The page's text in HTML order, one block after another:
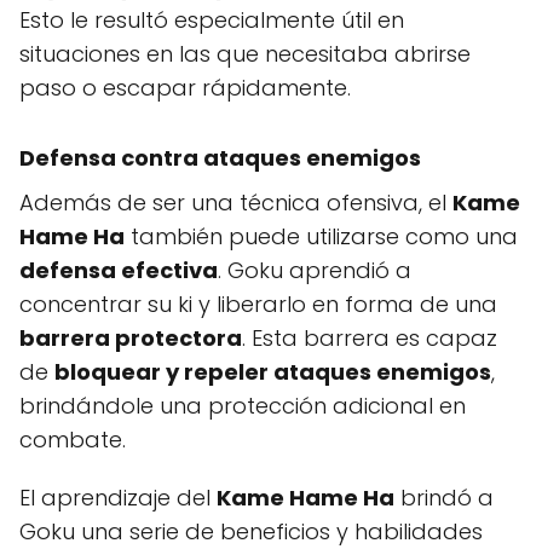
Esto le resultó especialmente útil en
situaciones en las que necesitaba abrirse
paso o escapar rápidamente.
Defensa contra ataques enemigos
Además de ser una técnica ofensiva, el Kame
Hame Ha también puede utilizarse como una
defensa efectiva. Goku aprendió a
concentrar su ki y liberarlo en forma de una
barrera protectora. Esta barrera es capaz
de bloquear y repeler ataques enemigos,
brindándole una protección adicional en
combate.
El aprendizaje del Kame Hame Ha brindó a
Goku una serie de beneficios y habilidades